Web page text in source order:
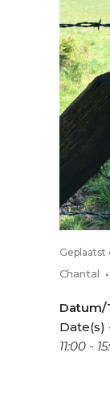
Geplaatst
Chantal
Datum/
Date(s)
11:00 -